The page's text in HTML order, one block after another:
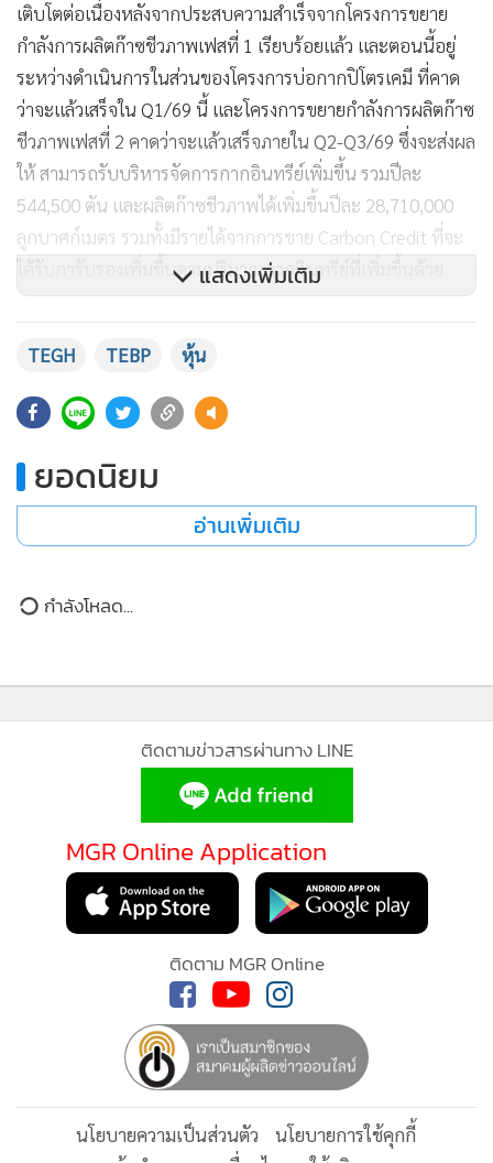
เติบโตต่อเนื่องหลังจากประสบความสำเร็จจากโครงการขยาย
กำลังการผลิตก๊าซชีวภาพเฟสที่ 1 เรียบร้อยแล้ว และตอนนี้อยู่
ระหว่างดำเนินการในส่วนของโครงการบ่อกากปิโตรเคมี ที่คาด
ว่าจะแล้วเสร็จใน Q1/69 นี้ และโครงการขยายกำลังการผลิตก๊าซ
ชีวภาพเฟสที่ 2 คาดว่าจะแล้วเสร็จภายใน Q2-Q3/69 ซึ่งจะส่งผล
ให้ สามารถรับบริหารจัดการกากอินทรีย์เพิ่มขึ้น รวมปีละ
544,500 ตัน และผลิตก๊าซชีวภาพได้เพิ่มขึ้นปีละ 28,710,000
ลูกบาศก์เมตร รวมทั้งมีรายได้จากการขาย Carbon Credit ที่จะ
ได้รับการับรองเพิ่มขึ้นตามปริมาณกากอินทรีย์ที่เพิ่มขึ้นด้วย
เวอร์ จำกัด (มหาชน) (TEBP)” ในการออกและเสนอขายหุ้น
สามัญที่ออกใหม่ต่อประชาชนครั้งแรก (IPO) ปัจจุบันมีความคืบ
หน้าตามลำดับ คาดว่าจะสามารถนำหุ้นสามัญเข้าจดทะเบียนใน
ตลาดหลักทรัพย์ เอ็ม เอ ไอ (mai) ภายในปีนี้ เพื่อเสริมสร้างความ
แข็งแกร่งทางการเงินและสร้างการเติบโตทางธุรกิจในอนาคต
บริษัทฯ จะเดินหน้าสร้างความแข็งแกร่งรอบด้าน ทั้งธุรกิจยาง
จัดการต้นทุนอย่างมีประสิทธิภาพ พร้อมต่อยอดโครงการใหม่
เพื่อสร้างการเติบโตอย่างยั่งยืน ส่วนการ Spin-Off บริษัทย่อย
TEBP เข้าจดทะเบียนในตลาด mai ยังคงเดินหน้าตามแผน เพื่อ
เสริมฐานการเงินและเพิ่มโอกาสการเติบโตในอนาคต” นางสาว
แสดงเพิ่มเติม
TEGH TEBP หุ้น
ยอดนิยม
อ่านเพิ่มเติม
กำลังโหลด...
ติดตามข่าวสารผ่านทาง LINE
MGR Online Application
ติดตาม MGR Online
นโยบายความเป็นส่วนตัว
นโยบายการใช้คุกกี้